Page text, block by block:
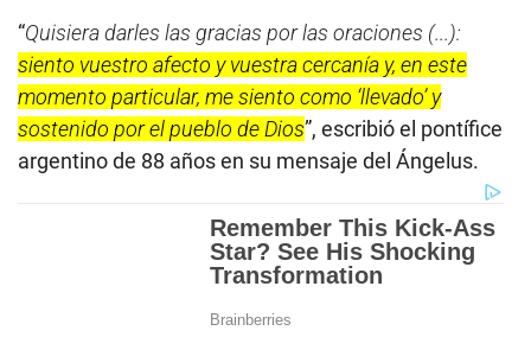
“Quisiera darles las gracias por las oraciones (...):
siento vuestro afecto y vuestra cercanía y, en este
momento particular, me siento como ‘llevado’ y
sostenido por el pueblo de Dios”, escribió el pontífice
argentino de 88 años en su mensaje del Ángelus.